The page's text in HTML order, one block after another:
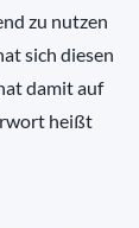
zu nutzen
sich diesen
damit auf
heißt